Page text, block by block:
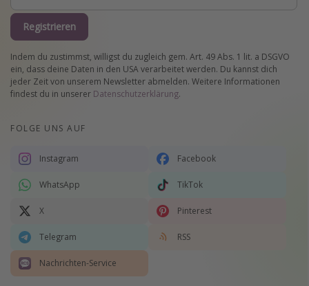
Registrieren
Indem du zustimmst, willigst du zugleich gem. Art. 49 Abs. 1 lit. a DSGVO
ein, dass deine Daten in den USA verarbeitet werden. Du kannst dich
jeder Zeit von unserem Newsletter abmelden. Weitere Informationen
findest du in unserer Datenschutzerklärung.
FOLGE UNS AUF
Instagram Facebook
WhatsApp TikTok
X Pinterest
Telegram RSS
Nachrichten-Service